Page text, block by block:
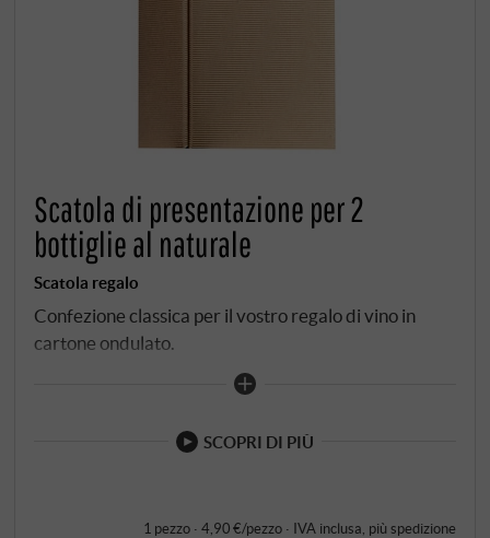
Scatola di presentazione per 2
bottiglie al naturale
Scatola regalo
Confezione classica per il vostro regalo di vino in
cartone ondulato.
SCOPRI DI PIÙ
1 pezzo · 4,90 €/pezzo· IVA inclusa , più spedizione